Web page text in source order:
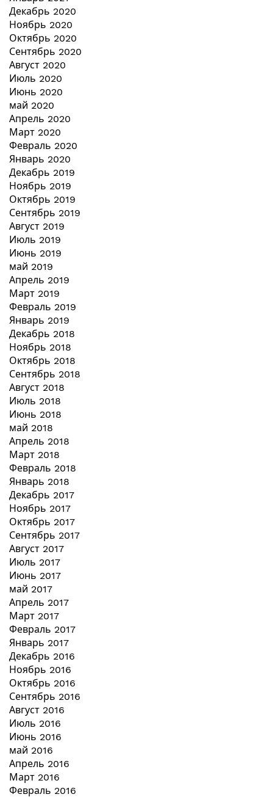
Декабрь 2020
Ноябрь 2020
Октябрь 2020
Сентябрь 2020
Август 2020
Июль 2020
Июнь 2020
май 2020
Апрель 2020
Март 2020
Февраль 2020
Январь 2020
Декабрь 2019
Ноябрь 2019
Октябрь 2019
Сентябрь 2019
Август 2019
Июль 2019
Июнь 2019
май 2019
Апрель 2019
Март 2019
Февраль 2019
Январь 2019
Декабрь 2018
Ноябрь 2018
Октябрь 2018
Сентябрь 2018
Август 2018
Июль 2018
Июнь 2018
май 2018
Апрель 2018
Март 2018
Февраль 2018
Январь 2018
Декабрь 2017
Ноябрь 2017
Октябрь 2017
Сентябрь 2017
Август 2017
Июль 2017
Июнь 2017
май 2017
Апрель 2017
Март 2017
Февраль 2017
Январь 2017
Декабрь 2016
Ноябрь 2016
Октябрь 2016
Сентябрь 2016
Август 2016
Июль 2016
Июнь 2016
май 2016
Апрель 2016
Март 2016
Февраль 2016